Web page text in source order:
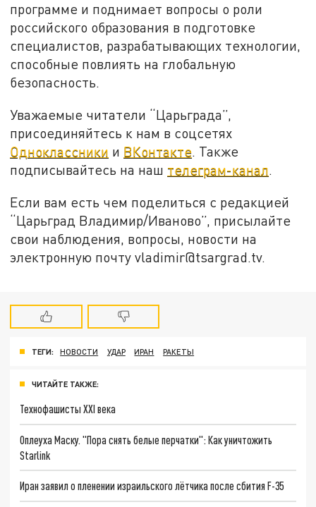
программе и поднимает вопросы о роли
российского образования в подготовке
специалистов, разрабатывающих технологии,
способные повлиять на глобальную
безопасность.
Уважаемые читатели “Царьграда”,
присоединяйтесь к нам в соцсетях
Одноклассники и ВКонтакте. Также
подписывайтесь на наш телеграм-канал.
Если вам есть чем поделиться с редакцией
“Царьград Владимир/Иваново”, присылайте
свои наблюдения, вопросы, новости на
электронную почту vladimir@tsargrad.tv.
ТЕГИ: НОВОСТИ УДАР ИРАН РАКЕТЫ
ЧИТАЙТЕ ТАКЖЕ:
Технофашисты XXI века
Оплеуха Маску. "Пора снять белые перчатки": Как уничтожить
Starlink
Иран заявил о пленении израильского лётчика после сбития F-35